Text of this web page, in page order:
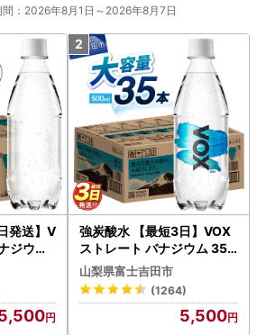
間：2026年8月1日～2026年8月7日
発送】V
ジウム
ラベ
限定カ
強炭酸水 【最短3日】VOX
ストレート バナジウム 35
本 500ml 【富士吉田市限
定カートン】炭酸
山梨県富士吉田市
(1264)
5,500